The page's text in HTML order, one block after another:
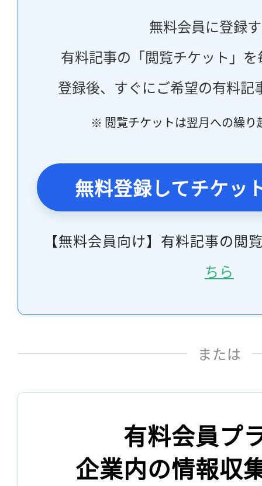
無料会員に登録
有料記事の「閲覧チケット」
登録後、すぐにご希望の有料記
※ 閲覧チケットは翌月への繰り
無料登録してチケッ
【無料会員向け】有料記事の閲
ちら
または
有料会員プ
企業内の情報収